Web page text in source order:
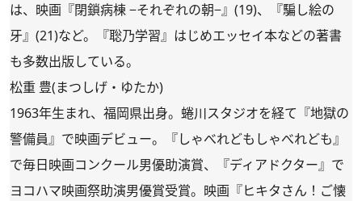
は、映画『閉鎖病棟 −それぞれの朝−』(19)、『騙し絵の
牙』(21)など。『聡乃学習』はじめエッセイ本などの著書
も多数出版している。
松重 豊(まつしげ・ゆたか)
1963年生まれ、福岡県出身。蜷川スタジオを経て『地獄の
警備員』で映画デビュー。『しゃべれどもしゃべれども』
で毎日映画コンクール男優助演賞、『ディアドクター』で
ヨコハマ映画祭助演男優賞受賞。映画『ヒキタさん！ご懐